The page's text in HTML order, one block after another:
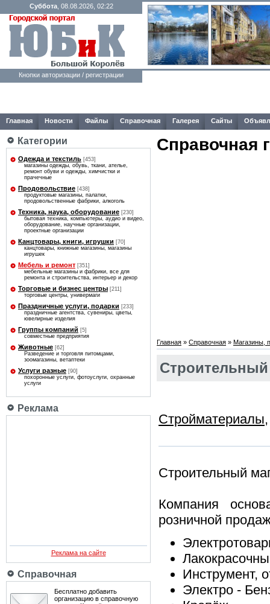
Суббота, 08.08.2026, 02:22
Кнопки авторизации / регистрации
Главная Новости Файлы Справочная Галерея Сайты
Категории
Одежда и текстиль [453]
магазины одежды, обувь, ткани, ателье,
ремонт обуви и одежды, химчистки и
прачечные
Продовольствие [438]
продуктовые магазины, палатки,
продовольственные фабрики, алкоголь
Техника, наука, оборудование [230]
бытовая техника, компьютеры, аудио и видео,
оборудование, научные организации,
проектные организации
Канцтовары, книги, игрушки [70]
канцтовары, книжные магазины, магазины
игрушек
Мебель и ремонт [351]
мебельные магазины и фабрики, все для
ремонта и строительства, интерьер и декор
Торговые и бизнес центры [211]
торговые центры, универмаги
Праздничные услуги, подарки [233]
праздничные агентства, сувениры, цветы,
ювелирные изделия
Группы компаний [5]
совместные предприятия
Животные [62]
Разведение и торговля питомцами,
зоомагазины, ветаптеки
Услуги разные [90]
похоронные услуги, фотоуслуги, охранные
услуги
Реклама
Реклама на сайте
Справочная
Бесплатно добавить
организацию в справочную
Справочная
Главная » Справочная » Магазины,
Стройматериалы
Строительный
Компания
розничной
Инструмент,
Электро -